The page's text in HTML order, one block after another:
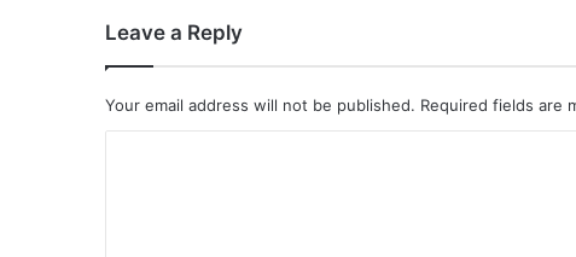
Leave a Reply
Your email address will not be published. Required fields are